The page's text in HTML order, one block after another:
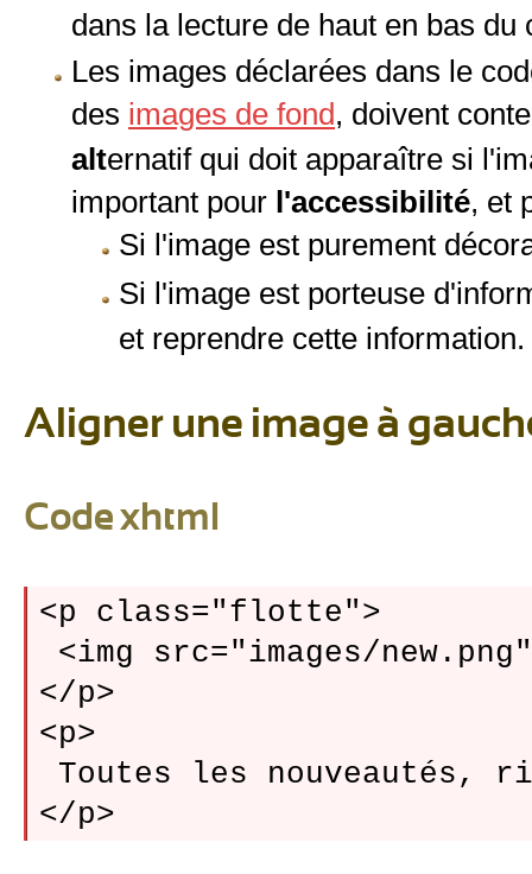
dans la lecture de haut en bas du
Les images déclarées dans le
des images de fond, doivent
alternatif qui doit apparaître si
important pour l'accessibilité, et
Si l'image est purement
Si l'image est porteuse
et reprendre cette information.
Aligner une image à
Code xhtml
<p class="flotte">
<img src="images/
</p>
<p>
Toutes les nouveautés,